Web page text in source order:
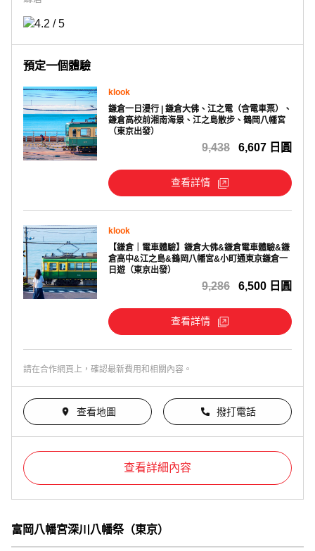
預定一個體驗
klook
鎌倉一日漫行 | 鎌倉大佛、江之電（含電車票）、
鎌倉高校前湘南海景、江之島散步、鶴岡八幡宮
（東京出發）
9,438 6,607 日圓
查看詳情
klook
【鎌倉｜電車體驗】鎌倉大佛&鎌倉電車體驗&鎌
倉高中&江之島&鶴岡八幡宮&小町通東京鎌倉一
日遊（東京出發）
9,286 6,500 日圓
查看詳情
請在合作網頁上，確認最新費用和相關內容。
查看地圖 撥打電話
查看詳細內容
富岡八幡宮深川八幡祭（東京）